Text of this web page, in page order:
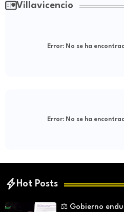
Villavicencio
Error:No se ha
Error:No se ha
Hot Posts
⚖️ Gobierno